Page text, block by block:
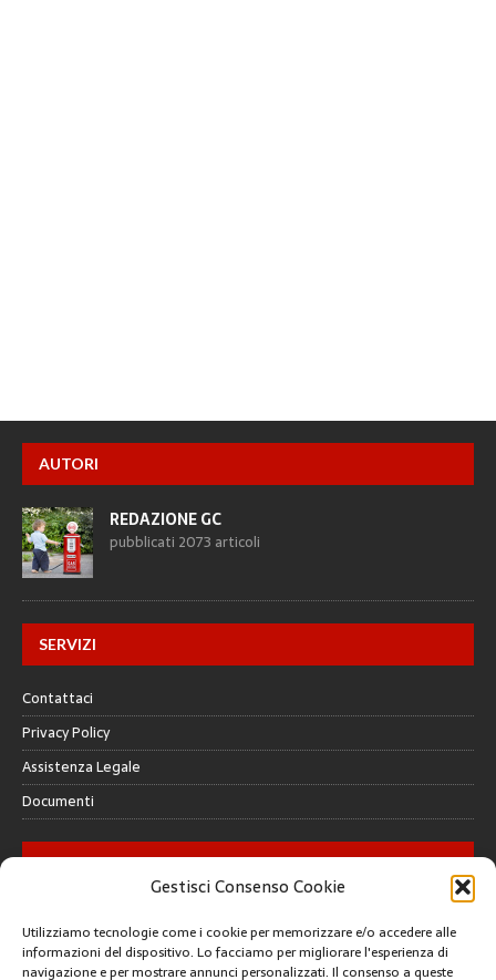
Gestisci Consenso Cookie
Utilizziamo tecnologie come i cookie per memorizzare e/o accedere alle
informazioni del dispositivo. Lo facciamo per migliorare l'esperienza di
navigazione e per mostrare annunci personalizzati. Il consenso a queste
AUTORI
REDAZIONE GC
pubblicati 2073 articoli
SERVIZI
Contattaci
Privacy Policy
Assistenza Legale
Documenti
GALLERY